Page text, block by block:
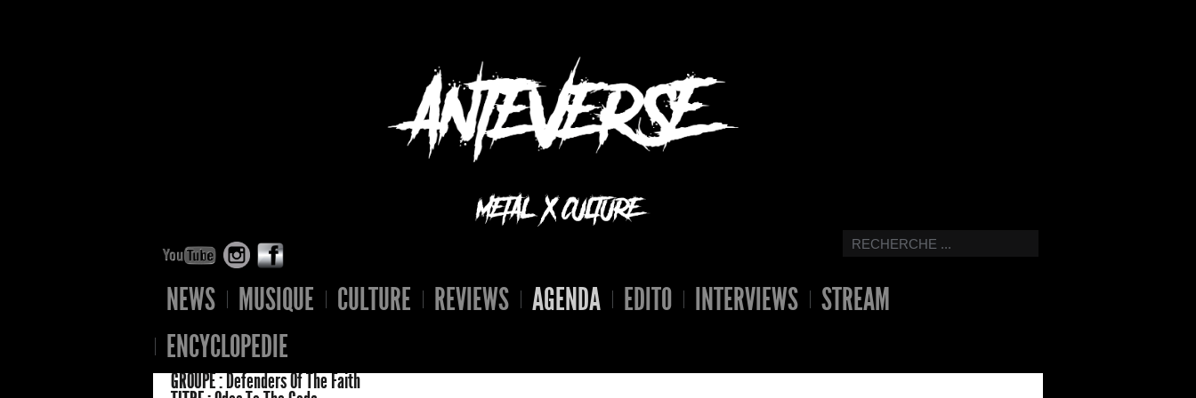
NEWS MUSIQUE CULTURE REVIEWS AGENDA EDITO INTERVIEWS
STREAM
ENCYCLOPEDIE
GROUPE :Defenders Of The Faith